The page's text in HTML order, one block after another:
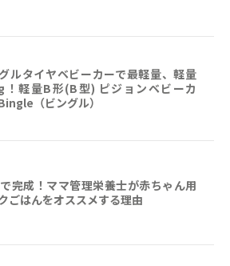
ルタイヤベビーカーで最軽量、軽量
！軽量B形(B型) ピジョンベビーカ
（ビングル）
完成！ママ管理栄養士が赤ちゃん用
ごはんをオススメする理由